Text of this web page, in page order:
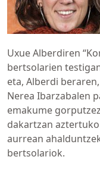
Uxue Alberdiren
bertsolarien
eta, Alberdi
Nerea Ibarzabalen
emakume
dakartzan
aurrean
bertsolariok.